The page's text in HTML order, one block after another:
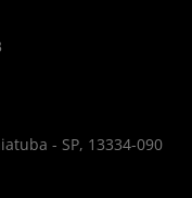
- SP, 13334-090